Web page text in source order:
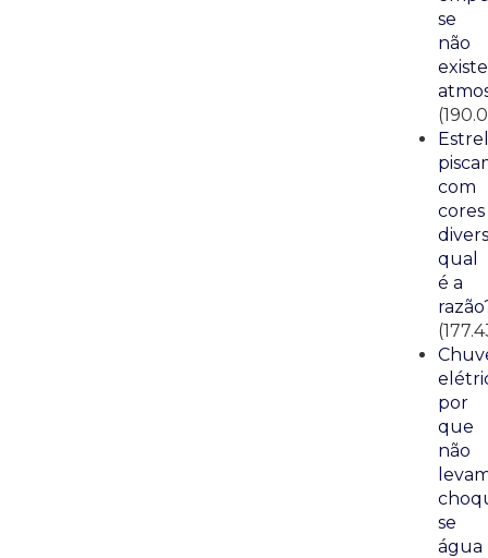
se
não
existe
com
cores
qual
é a
por
que
não
se
água